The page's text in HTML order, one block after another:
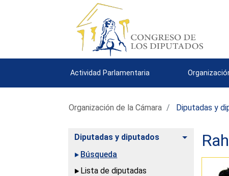
Actividad Parlamentaria
Organización de la Cámara Diputadas y
Diputadas y diputados
Alternar
Búsqueda
Lista de diputadas